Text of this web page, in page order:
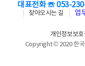
대표전화 ☏ 053-
찾아오시는 길
업
개인정보보
Copyright © 2020 한